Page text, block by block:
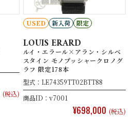
(税込)
USED 新入荷 限定
LOUIS ERARD
ルイ・エラール×アラン・シルベ
スタイン モノプッシャークロノグ
ラフ 限定178本
型式：LE74359TT02BTT88
商品ID：v7001
¥698,000 (税込)